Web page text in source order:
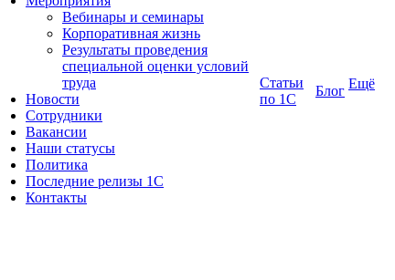
Вебинары и семинары
Корпоративная жизнь
Результаты проведения
специальной оценки условий
труда
Новости
Сотрудники
Вакансии
Наши статусы
Политика
Последние релизы 1C
Контакты
Статьи
по 1С
Блог Ещё